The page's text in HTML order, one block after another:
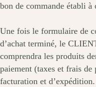
bon de commande établi à
Une fois le formulaire de
d’achat terminé, le
comprendra les produits
paiement (taxes et frais
facturation et